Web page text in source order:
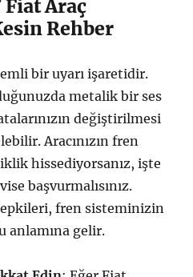
Araç
Rehber
bir uyarı işaretidir.
metalik bir ses
değiştirilmesi
Aracınızın fren
hissediyorsanız, işte
başvurmalısınız.
fren sisteminizin
anlamına gelir.